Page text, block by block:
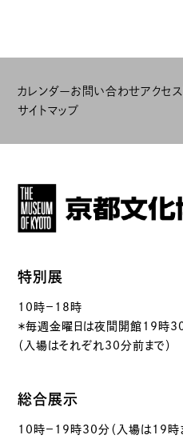
カレンダーお問い合わせアクセス
サイトマップ
特別展
10時－18時
＊毎週金曜日は夜間開館19時
（入場はそれぞれ30分前まで）
総合展示
10時－19時30分（入場は19時